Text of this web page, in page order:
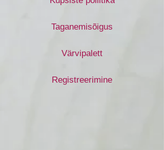
Taganemisõigus
Värvipalett
Registreerimine